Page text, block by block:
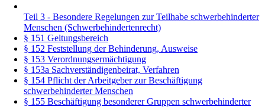
Teil 3 - Besondere Regelungen zur Teilhabe schwerbehinderter
Menschen (Schwerbehindertenrecht)
§ 151 Geltungsbereich
§ 152 Feststellung der Behinderung, Ausweise
§ 153 Verordnungsermächtigung
§ 153a Sachverständigenbeirat, Verfahren
§ 154 Pflicht der Arbeitgeber zur Beschäftigung
schwerbehinderter Menschen
§ 155 Beschäftigung besonderer Gruppen schwerbehinderter